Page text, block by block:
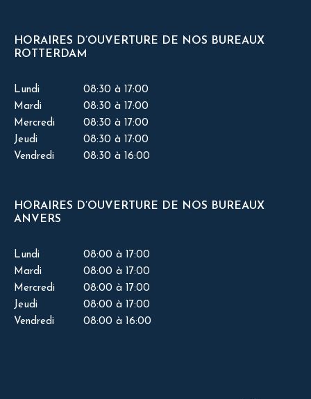
HORAIRES D’OUVERTURE DE NOS BUREAUX
ROTTERDAM
Lundi
08:30 à 17:00
Mardi
08:30 à 17:00
Mercredi
08:30 à 17:00
Jeudi
08:30 à 17:00
Vendredi
08:30 à 16:00
HORAIRES D’OUVERTURE DE NOS BUREAUX
ANVERS
Lundi
08:00 à 17:00
Mardi
08:00 à 17:00
Mercredi
08:00 à 17:00
Jeudi
08:00 à 17:00
Vendredi
08:00 à 16:00